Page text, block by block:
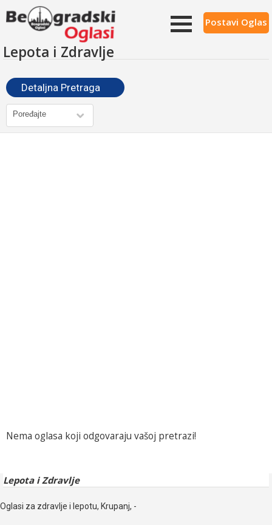
Postavi Oglas
Lepota i Zdravlje
Detaljna Pretraga
Nema oglasa koji odgovaraju vašoj pretrazi!
Lepota i Zdravlje
Oglasi za zdravlje i lepotu, Krupanj, -